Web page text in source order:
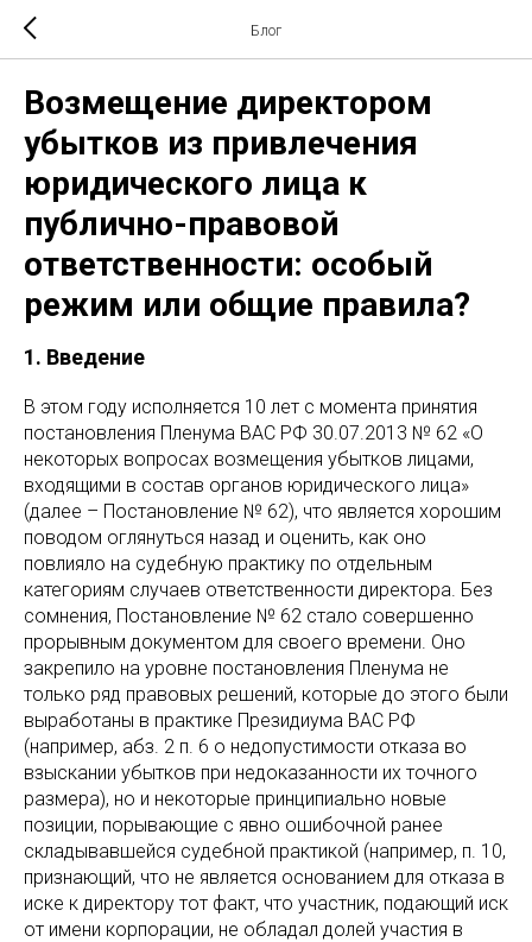
Блог
Возмещение директором
убытков из привлечения
юридического лица к
публично-правовой
ответственности: особый
режим или общие правила?
1. Введение
В этом году исполняется 10 лет с момента принятия
постановления Пленума ВАС РФ 30.07.2013 № 62 «О
некоторых вопросах возмещения убытков лицами,
входящими в состав органов юридического лица»
(далее – Постановление № 62), что является хорошим
поводом оглянуться назад и оценить, как оно
повлияло на судебную практику по отдельным
категориям случаев ответственности директора. Без
сомнения, Постановление № 62 стало совершенно
прорывным документом для своего времени. Оно
закрепило на уровне постановления Пленума не
только ряд правовых решений, которые до этого были
выработаны в практике Президиума ВАС РФ
(например, абз. 2 п. 6 о недопустимости отказа во
взыскании убытков при недоказанности их точного
размера), но и некоторые принципиально новые
позиции, порывающие с явно ошибочной ранее
складывавшейся судебной практикой (например, п. 10,
признающий, что не является основанием для отказа в
иске к директору тот факт, что участник, подающий иск
от имени корпорации, не обладал долей участия в